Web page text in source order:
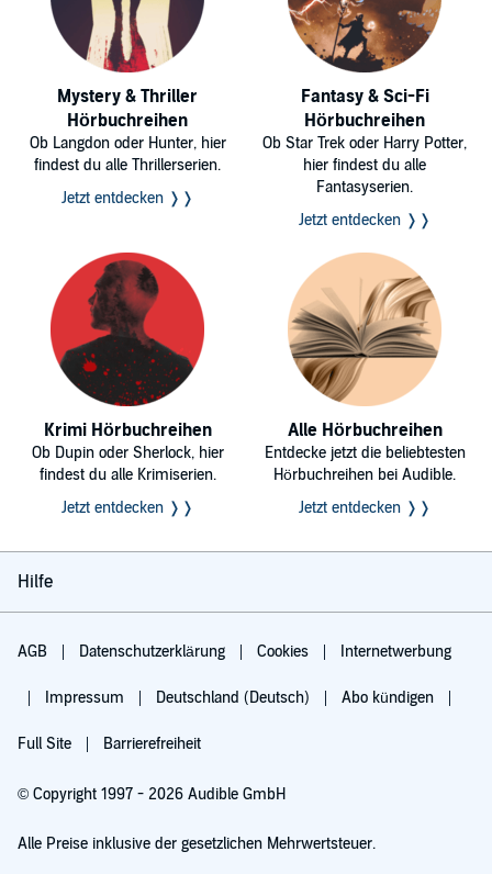
Mystery & Thriller
Hörbuchreihen
Ob Langdon oder Hunter, hier
findest du alle Thrillerserien.
Jetzt entdecken ❭❭
Fantasy & Sci-Fi
Hörbuchreihen
Ob Star Trek oder Harry Potter,
hier findest du alle
Fantasyserien.
Jetzt entdecken ❭❭
Krimi Hörbuchreihen
Ob Dupin oder Sherlock, hier
findest du alle Krimiserien.
Jetzt entdecken ❭❭
Alle Hörbuchreihen
Entdecke jetzt die beliebtesten
Hörbuchreihen bei Audible.
Jetzt entdecken ❭❭
Hilfe
AGB Datenschutzerklärung Cookies Internetwerbung
Impressum Deutschland (Deutsch) Abo kündigen
Full Site Barrierefreiheit
© Copyright 1997 - 2026 Audible GmbH
Alle Preise inklusive der gesetzlichen Mehrwertsteuer.